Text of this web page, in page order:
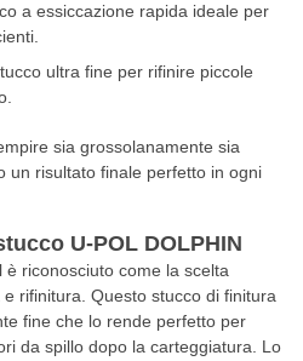
a essiccazione rapida ideale per
ultra fine per rifinire piccole
sia grossolanamente sia
un risultato finale perfetto in ogni
U-POL DOLPHIN
è riconosciuto come la scelta
rifinitura. Questo stucco di finitura
fine che lo rende perfetto per
da spillo dopo la carteggiatura. Lo